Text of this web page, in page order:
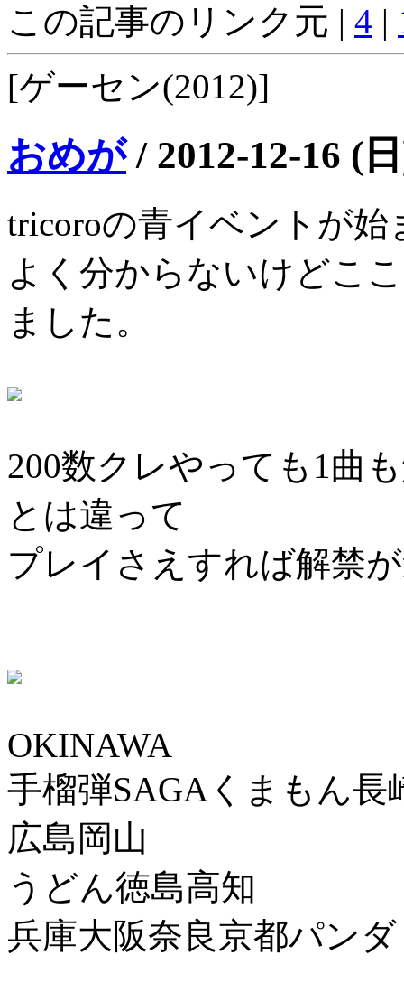
この記事のリンク元 | 4 |
[ゲーセン(2012)]
おめが/ 2012-12-16 (
tricoroの青イベントが
よく分からないけどこ
ました。
200数クレやっても1曲
とは違って
プレイさえすれば解禁
OKINAWA
手榴弾SAGAくまもん長
広島岡山
うどん徳島高知
兵庫大阪奈良京都パンダ